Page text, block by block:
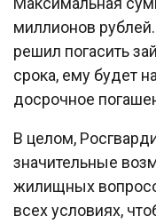
миллионов
решил погасить
срока, ему будет
досрочное
В целом,
значительные
жилищных
всех условиях,